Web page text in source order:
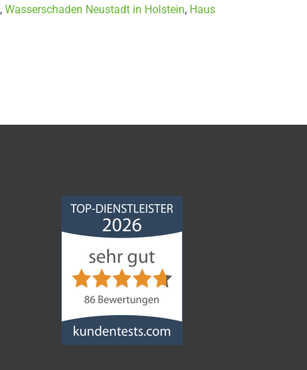
, Wasserschaden Neustadt in Holstein, Haus
Norddeutsche
Bauabdichtungsgesellschaft
mbH
von 5
86Bewertungen